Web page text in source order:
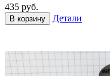
435 руб.
В корзину Детали